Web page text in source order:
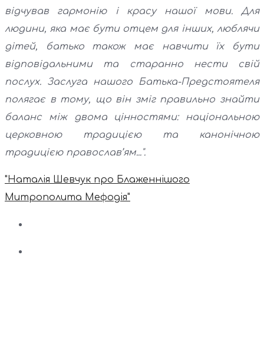
відчував гармонію і красу нашої мови. Для
людини, яка має бути отцем для інших, люблячи
дітей, батько також має навчити їх бути
відповідальними та старанно нести свій
послух. Заслуга нашого Батька-Предстоятеля
полягає в тому, що він зміг правильно знайти
баланс між двома цінностями: національною
церковною традицією та канонічною
традицією православ’ям...".
"Наталія Шевчук про Блаженнішого
Митрополита Мефодія"